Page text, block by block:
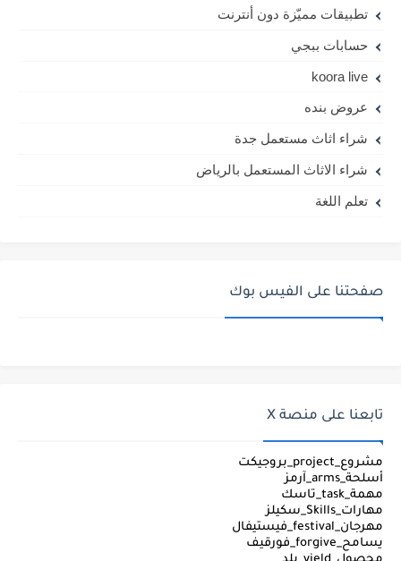
تطبيقات مميّزة دون أنترنت
حسابات ببجي
koora live
عروض بنده
شراء اثاث مستعمل جدة
شراء الاثاث المستعمل بالرياض
تعلم اللغة
صفحتنا على الفيس بوك
تابعنا على منصة X
مشروع_project_بروجيكت
أسلحة_arms_آرمز
مهمة_task_تاسك
مهارات_Skills_سكيلز
مهرجان_festival_فيستيفال
يسامح_forgive_فورقيف